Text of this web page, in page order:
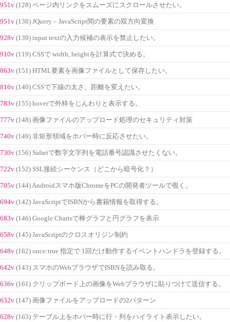
951v (128) ページ内リンクをスムーズにスクロールさせたい。
951v (138) JQuery – JavaScript間の要素の双方向変換
928v (139) input textの入力候補の表示を禁止したい。
910v (119) CSSで width, heightを計算式で決める。
863v (151) HTML要素を画像ファイルとして保存したい。
816v (140) CSSで下線の太さ、距離を変えたい。
783v (155) hoverで外枠をじんわりと表示する。
777v (148) 画像ファイルのアップロード処理のセキュリティ対策
740v (149) 非矩形領域をホバー時に反応させたい。
730v (156) Safariで数字文字列を電話番号認識させたくない。
722v (152) SSL接続シーケンス（どこから暗号化？）
705v (144) Androidスマホ版ChromeをPCの開発者ツールで覗く。
694v (142) JavaScriptでISBNから書籍情報を取得する。
683v (146) Google Chartsで棒グラフと円グラフを表示
658v (145) JavaScriptのクロスオリジン制約
648v (162) once:true 指定で 1回だけ動作するイベントハンドラを登録する。
642v (143) スマホのWebブラウザでISBNを読み取る。
636v (161) クリップボード上の画像をWebブラウザに貼りつけて送信する。
632v (147) 画像ファイルをアップロードの2パターン
628v (163) テーブル上をホバー時に行・列をハイライト表示したい。